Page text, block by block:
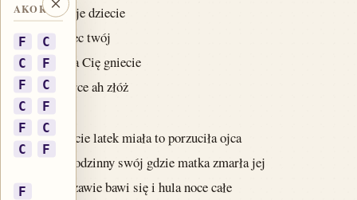
Emilio tyś moje dziecie
Emilio ja ojciec twój
Te troskę która Cię gniecie
Złóż na me serce ah złóż
A gdy szesnaście latek miała to porzuciła ojca
Rzuciła dom rodzinny swój gdzie matka zmarła jej
Teraz w Warszawie bawi się i hula noce całe
Zamknij akordy
AKORDY
F
C
C
F
F
C
C
F
F
C
C
F
F